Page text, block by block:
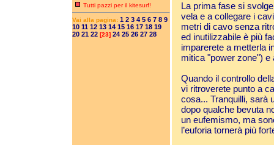
Tutti pazzi per il kitesurf!
Vai alla pagina: 1 2 3 4 5 6 7 8 9
10 11 12 13 14 15 16 17 18 19
20 21 22 [23] 24 25 26 27 28
La prima fase si
vela e a collegare i
metri di cavo senza
ed inutilizzabile è più
imparerete a metterla
mitica "power zone") e
Quando il controllo
vi ritroverete punto a
cosa... Tranquilli, sarà
dopo qualche bevuta
un eufemismo, ma
l’euforia tornerà più